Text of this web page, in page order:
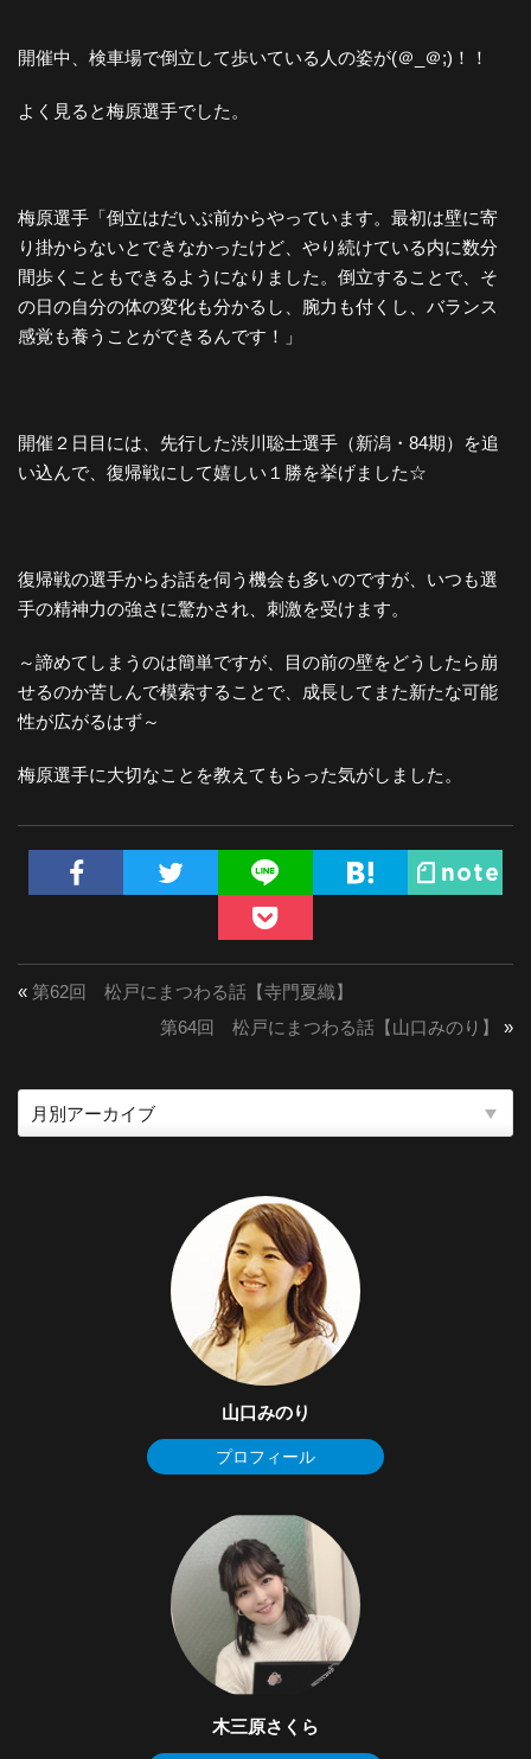
開催中、検車場で倒立して歩いている人の姿が(＠_＠;)！！
よく見ると梅原選手でした。
梅原選手「倒立はだいぶ前からやっています。最初は壁に寄
り掛からないとできなかったけど、やり続けている内に数分
間歩くこともできるようになりました。倒立することで、そ
の日の自分の体の変化も分かるし、腕力も付くし、バランス
感覚も養うことができるんです！」
開催２日目には、先行した渋川聡士選手（新潟・84期）を追
い込んで、復帰戦にして嬉しい１勝を挙げました☆
復帰戦の選手からお話を伺う機会も多いのですが、いつも選
手の精神力の強さに驚かされ、刺激を受けます。
～諦めてしまうのは簡単ですが、目の前の壁をどうしたら崩
せるのか苦しんで模索することで、成長してまた新たな可能
性が広がるはず～
梅原選手に大切なことを教えてもらった気がしました。
« 第62回 松戸にまつわる話【寺門夏織】
第64回 松戸にまつわる話【山口みのり】
»
山口みのり
プロフィール
木三原さくら